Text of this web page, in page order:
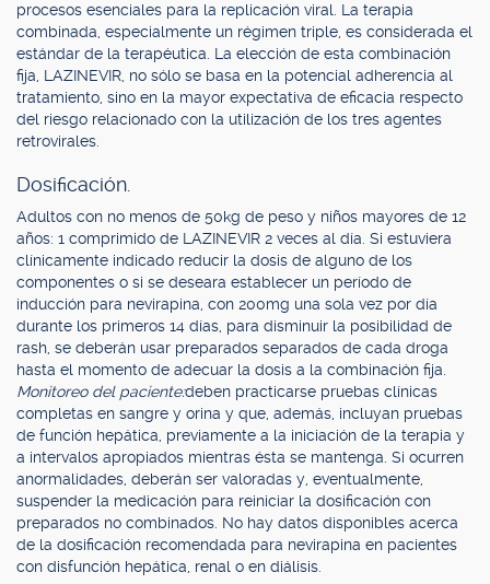
procesos esenciales para la replicación viral. La terapia
combinada, especialmente un régimen triple, es considerada el
estándar de la terapéutica. La elección de esta combinación
fija, LAZINEVIR, no sólo se basa en la potencial adherencia al
tratamiento, sino en la mayor expectativa de eficacia respecto
del riesgo relacionado con la utilización de los tres agentes
retrovirales.
Dosificación.
Adultos con no menos de 50kg de peso y niños mayores de 12
años: 1 comprimido de LAZINEVIR 2 veces al día. Si estuviera
clínicamente indicado reducir la dosis de alguno de los
componentes o si se deseara establecer un período de
inducción para nevirapina, con 200mg una sola vez por día
durante los primeros 14 días, para disminuir la posibilidad de
rash, se deberán usar preparados separados de cada droga
hasta el momento de adecuar la dosis a la combinación fija.
Monitoreo del paciente:deben practicarse pruebas clínicas
completas en sangre y orina y que, además, incluyan pruebas
de función hepática, previamente a la iniciación de la terapia y
a intervalos apropiados mientras ésta se mantenga. Si ocurren
anormalidades, deberán ser valoradas y, eventualmente,
suspender la medicación para reiniciar la dosificación con
preparados no combinados. No hay datos disponibles acerca
de la dosificación recomendada para nevirapina en pacientes
con disfunción hepática, renal o en diálisis.